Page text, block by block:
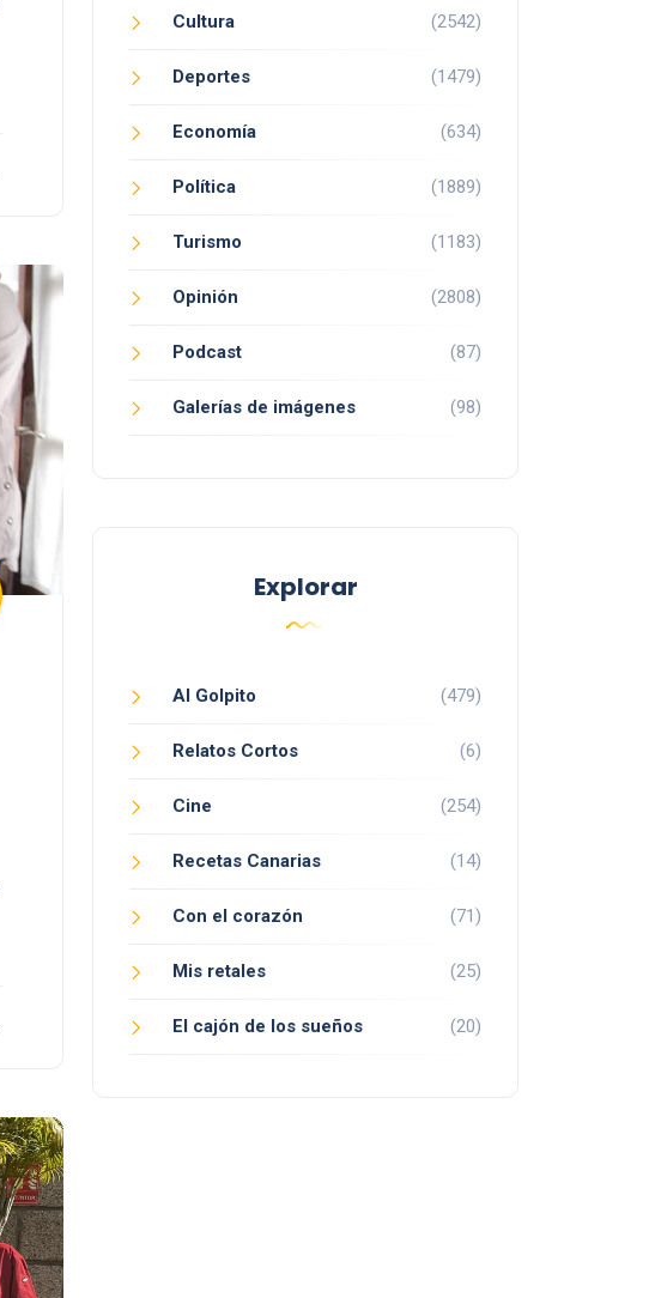
Cultura (2542)
Deportes (1479)
Economía (634)
Política (1889)
Turismo (1183)
Opinión (2808)
Podcast (87)
Galerías de imágenes (98)
Explorar
Al Golpito (479)
Relatos Cortos (6)
Cine (254)
Recetas Canarias (14)
Con el corazón (71)
Mis retales (25)
El cajón de los sueños (20)